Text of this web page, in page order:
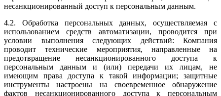
несанкционированный доступ к персональным данным.
4.2. Обработка персональных данных, осуществляемая с
использованием средств автоматизации, проводится при
условии выполнения следующих действий: Компания
проводит технические мероприятия, направленные на
предотвращение несанкционированного доступа к
персональным данным и (или) передачи их лицам, не
имеющим права доступа к такой информации; защитные
инструменты настроены на своевременное обнаружение
фактов несанкционированного доступа к персональным